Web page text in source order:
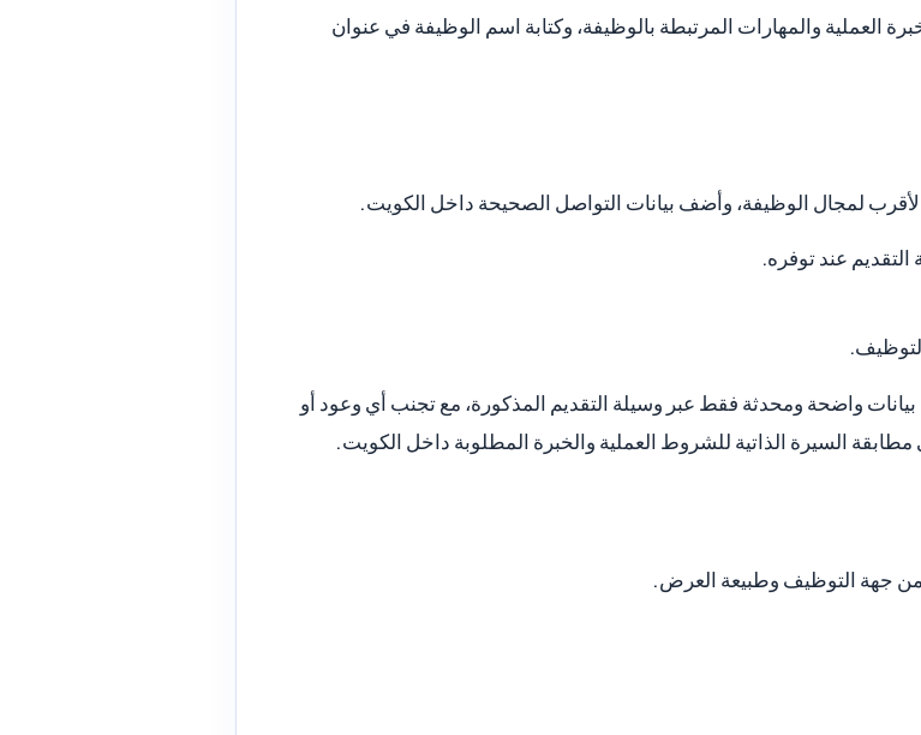
العملية والمهارات المرتبطة بالوظيفة، وكتابة اسم الوظيفة في عنوان
لمجال الوظيفة، وأضف بيانات التواصل الصحيحة داخل الكويت.
عند توفره.
واضحة ومحدثة فقط عبر وسيلة التقديم المذكورة، مع تجنب أي وعود أو
السيرة الذاتية للشروط العملية والخبرة المطلوبة داخل الكويت.
من جهة التوظيف وطبيعة العرض.